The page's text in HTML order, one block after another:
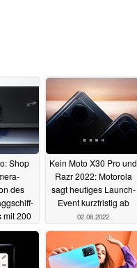
Shop
des
mit 200
Kein Moto X30 Pro und
Razr 2022: Motorola
sagt heutiges Launch-
Event kurzfristig ab
02.08.2022